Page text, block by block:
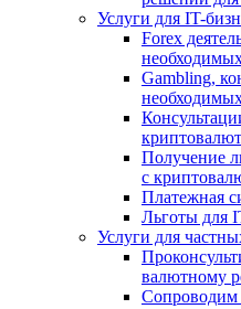
Услуги для IT-
Forex
Gambling,
Получение
с
Платежная
Льготы для
Услуги для
валютному
Сопроводим